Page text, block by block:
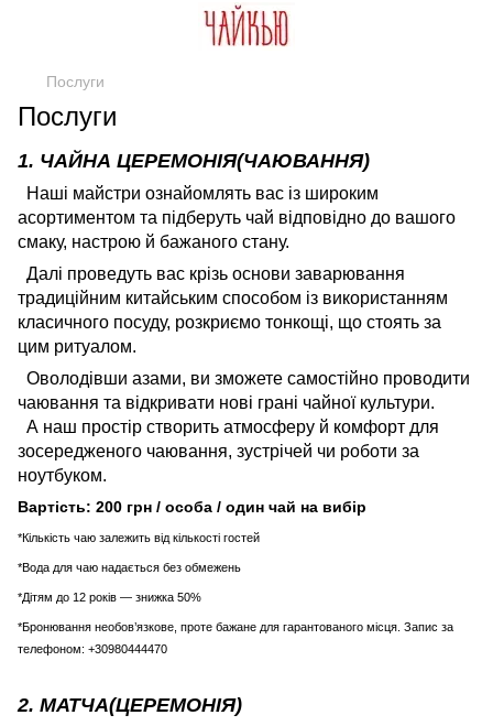
Послуги
Послуги
1. ЧАЙНА ЦЕРЕМОНІЯ(ЧАЮВАННЯ)
Наші майстри ознайомлять вас із широким
асортиментом та підберуть чай відповідно до вашого
смаку, настрою й бажаного стану.
Далі проведуть вас крізь основи заварювання
традиційним китайським способом із використанням
класичного посуду, розкриємо тонкощі, що стоять за
цим ритуалом.
Оволодівши азами, ви зможете самостійно проводити
чаювання та відкривати нові грані чайної культури.
А наш простір створить атмосферу й комфорт для
зосередженого чаювання, зустрічей чи роботи за
ноутбуком.
Вартість: 200 грн / особа / один чай на вибір
*Кількість чаю залежить від кількості гостей
*Вода для чаю надається без обмежень
*Дітям до 12 років — знижка 50%
*Бронювання необов’язкове, проте бажане для гарантованого місця. Запис за
телефоном: +30980444470
2. МАТЧА(ЦЕРЕМОНІЯ)